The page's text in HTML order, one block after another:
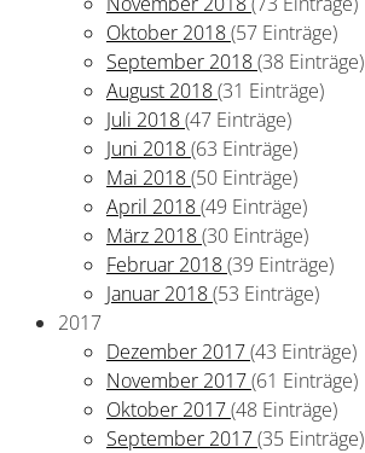
Oktober 2018(57 Einträge)
September 2018(38 Einträge)
August 2018(31 Einträge)
Juli 2018(47 Einträge)
Juni 2018(63 Einträge)
Mai 2018(50 Einträge)
April 2018(49 Einträge)
März 2018(30 Einträge)
Februar 2018(39 Einträge)
Januar 2018(53 Einträge)
2017
Dezember 2017(43 Einträge)
November 2017(61 Einträge)
Oktober 2017(48 Einträge)
September 2017(35 Einträge)